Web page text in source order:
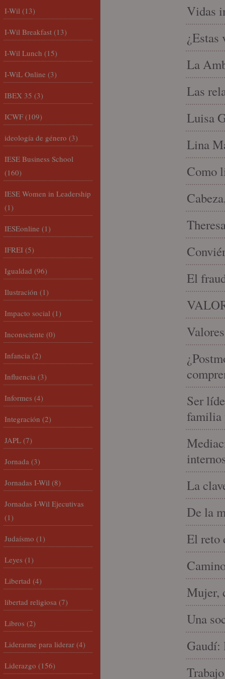
Vidas
¿Estas
La
Las
Luisa
Lina
Como
El
Ser
familia
La
De la
El reto
Mujer,
Una
Gaudí:
I-Wil (13)
I-Wil Breakfast (13)
I-Wil Lunch (15)
I-WiL Online (3)
IBEX 35 (3)
ICWF (109)
ideología de género (3)
IESE Business School
(160)
IESE Women in Leadership
(1)
IESEonline (1)
IFREI (5)
Igualdad (96)
Ilustración (1)
Impacto social (1)
Inconsciente (0)
Infancia (2)
Influencia (3)
Informes (4)
Integración (2)
JAPL (7)
Jornada (3)
Jornadas I-Wil (8)
Jornadas I-Wil Ejecutivas
(1)
Judaísmo (1)
Leyes (1)
Libertad (4)
libertad religiosa (7)
Libros (2)
Liderarme para liderar (4)
Liderazgo (156)